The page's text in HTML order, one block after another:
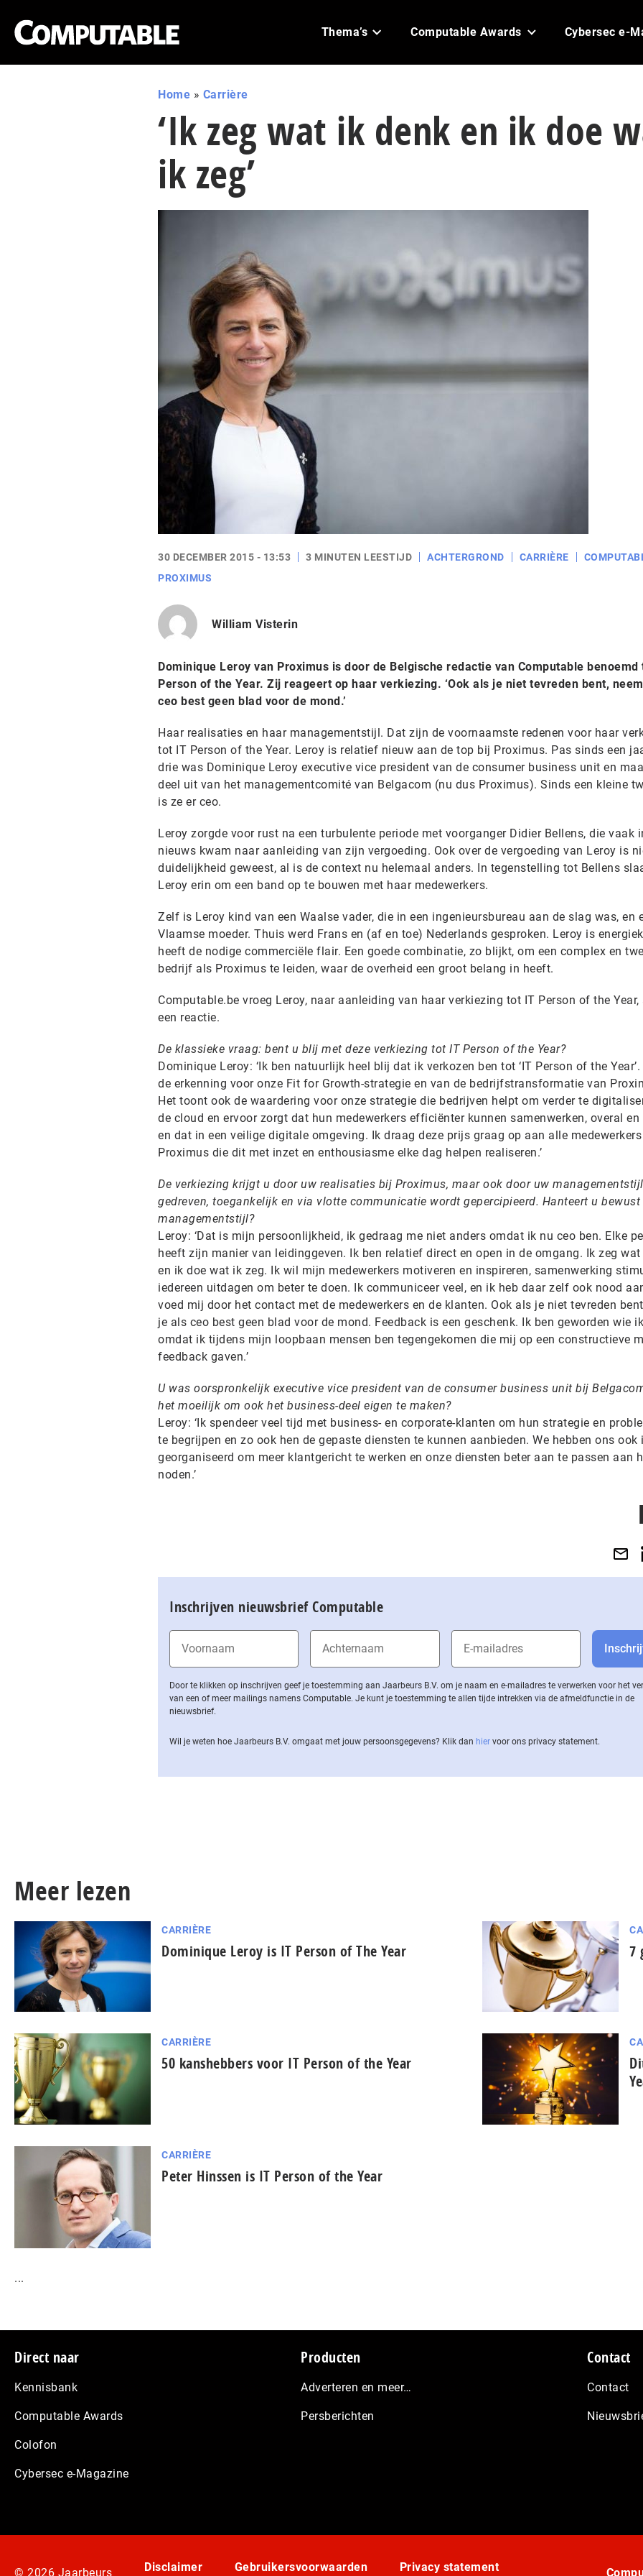
Thema’s Computable Awards Cybersec e-
Home » Carrière
‘Ik zeg wat ik denk en ik doe
ik zeg’
30 DECEMBER 2015 - 13:53 3 MINUTEN LEESTIJD ACHTERGROND CARRIÈRE
PROXIMUS
William Visterin
Dominique Leroy van Proximus is door de Belgische redactie van Computable benoemd
Person of the Year. Zij reageert op haar verkiezing. ‘Ook als je niet tevreden bent,
ceo best geen blad voor de mond.’
Haar realisaties en haar managementstijl. Dat zijn de voornaamste redenen voor haar
tot IT Person of the Year. Leroy is relatief nieuw aan de top bij Proximus. Pas sinds een
drie was Dominique Leroy executive vice president van de consumer business unit en
deel uit van het managementcomité van Belgacom (nu dus Proximus). Sinds een kleine
is ze er ceo.
Leroy zorgde voor rust na een turbulente periode met voorganger Didier Bellens, die vaak
nieuws kwam naar aanleiding van zijn vergoeding. Ook over de vergoeding van Leroy is
duidelijkheid geweest, al is de context nu helemaal anders. In tegenstelling tot Bellens
Leroy erin om een band op te bouwen met haar medewerkers.
Zelf is Leroy kind van een Waalse vader, die in een ingenieursbureau aan de slag was, en
Vlaamse moeder. Thuis werd Frans en (af en toe) Nederlands gesproken. Leroy is
heeft de nodige commerciële flair. Een goede combinatie, zo blijkt, om een complex en
bedrijf als Proximus te leiden, waar de overheid een groot belang in heeft.
Computable.be vroeg Leroy, naar aanleiding van haar verkiezing tot IT Person of the
een reactie.
De klassieke vraag: bent u blij met deze verkiezing tot IT Person of the Year?
Dominique Leroy: ‘Ik ben natuurlijk heel blij dat ik verkozen ben tot ‘IT Person of the
de erkenning voor onze Fit for Growth-strategie en van de bedrijfstransformatie van
Het toont ook de waardering voor onze strategie die bedrijven helpt om verder te
de cloud en ervoor zorgt dat hun medewerkers efficiënter kunnen samenwerken, overal
en dat in een veilige digitale omgeving. Ik draag deze prijs graag op aan alle
Proximus die dit met inzet en enthousiasme elke dag helpen realiseren.’
De verkiezing krijgt u door uw realisaties bij Proximus, maar ook door uw
gedreven, toegankelijk en via vlotte communicatie wordt gepercipieerd. Hanteert u bewust
managementstijl?
Leroy: ‘Dat is mijn persoonlijkheid, ik gedraag me niet anders omdat ik nu ceo ben. Elke
heeft zijn manier van leidinggeven. Ik ben relatief direct en open in de omgang. Ik zeg
en ik doe wat ik zeg. Ik wil mijn medewerkers motiveren en inspireren, samenwerking
iedereen uitdagen om beter te doen. Ik communiceer veel, en ik heb daar zelf ook nood
voed mij door het contact met de medewerkers en de klanten. Ook als je niet tevreden
je als ceo best geen blad voor de mond. Feedback is een geschenk. Ik ben geworden wie
omdat ik tijdens mijn loopbaan mensen ben tegengekomen die mij op een constructieve
feedback gaven.’
U was oorspronkelijk executive vice president van de consumer business unit bij
het moeilijk om ook het business-deel eigen te maken?
Leroy: ‘Ik spendeer veel tijd met business- en corporate-klanten om hun strategie en
te begrijpen en zo ook hen de gepaste diensten te kunnen aanbieden. We hebben ons ook
georganiseerd om meer klantgericht te werken en onze diensten beter aan te passen aan
noden.’
Inschrijven nieuwsbrief Computable
Door te klikken op inschrijven geef je toestemming aan Jaarbeurs B.V. om je naam en e-mailadres te verwerken voor het
van een of meer mailings namens Computable. Je kunt je toestemming te allen tijde intrekken via de af­meld­func­tie in de
nieuwsbrief.
Wil je weten hoe Jaarbeurs B.V. omgaat met jouw per­soons­ge­ge­vens? Klik dan hier voor ons privacy statement.
Meer lezen
CARRIÈRE
Dominique Leroy is IT Person of The Year 7
CARRIÈRE
50 kanshebbers voor IT Person of the Year
CARRIÈRE
Peter Hinssen is IT Person of the Year
...
Footer
Direct naar
Kennisbank
Computable Awards
Colofon
Cybersec e-Magazine
Producten
Adverteren en meer…
Persberichten
Contact
Contact
© 2026 Jaarbeurs Disclaimer Gebruikersvoorwaarden Privacy statement